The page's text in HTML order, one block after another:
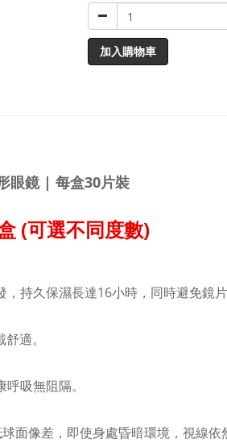
加入購物車
眼鏡 | 每盒30片裝
(可選不同度數)
，持久保濕長達16小時 ，同時避免鏡
適。
呼吸無阻隔。
面像差，即使身處昏暗環境，視線依